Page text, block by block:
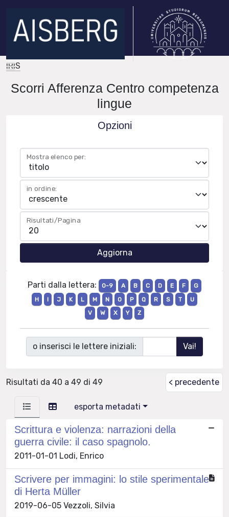
IRIS
Scorri Afferenza Centro competenza
lingue
Opzioni
Mostra elenco per:
in ordine:
Risultati/Pagina
Parti dalla lettera: 0-9 A B C D E F
G
H
I J K L M N O P Q R S T
U
V
W X Y Z
o inserisci le lettere iniziali:
Risultati da 40 a 49 di 49 < precedente
esporta metadati
Scrittura e violenza: narrazioni della
guerra civile: il caso spagnolo.
2011-01-01 Lodi, Enrico
Scrivere per immagini: lo stile sperimentale
di Herta Müller
2019-06-05 Vezzoli, Silvia